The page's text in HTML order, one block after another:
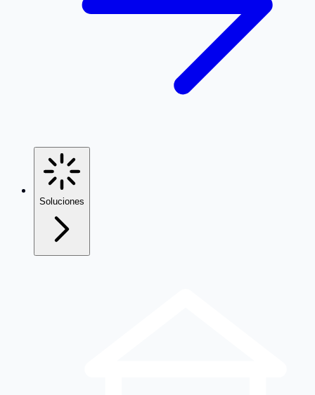
Soluciones